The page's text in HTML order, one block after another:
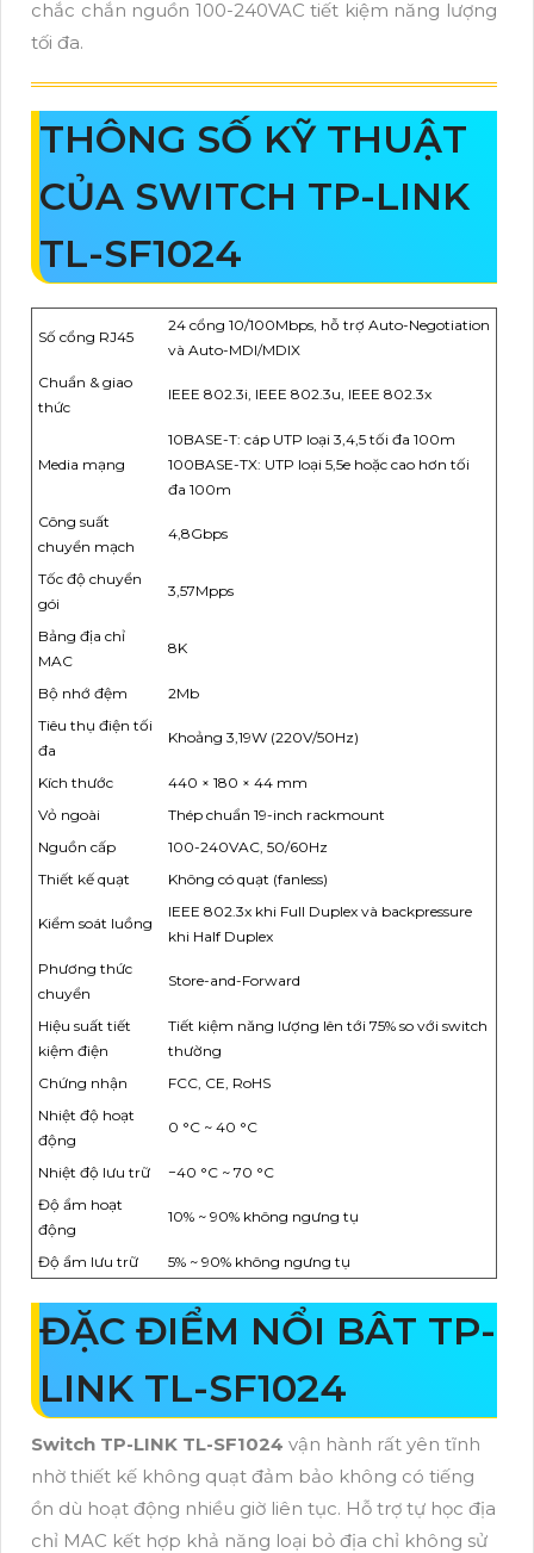
chắc chắn nguồn 100-240VAC tiết kiệm năng lượng
tối đa.
THÔNG SỐ KỸ THUẬT
CỦA SWITCH TP-LINK
TL-SF1024
Số cổng RJ45
24 cổng 10/100Mbps, hỗ trợ Auto-Negotiation
và Auto-MDI/MDIX
Chuẩn & giao
thức
IEEE 802.3i, IEEE 802.3u, IEEE 802.3x
Media mạng
10BASE-T: cáp UTP loại 3,4,5 tối đa 100m
100BASE-TX: UTP loại 5,5e hoặc cao hơn tối
đa 100m
Công suất
chuyển mạch
4,8Gbps
Tốc độ chuyển
gói
3,57Mpps
Bảng địa chỉ
MAC
8K
Bộ nhớ đệm
2Mb
Tiêu thụ điện tối
đa
Khoảng 3,19W (220V/50Hz)
Kích thước
440 × 180 × 44 mm
Vỏ ngoài
Thép chuẩn 19-inch rackmount
Nguồn cấp
100-240VAC, 50/60Hz
Thiết kế quạt
Không có quạt (fanless)
Kiểm soát luồng
IEEE 802.3x khi Full Duplex và backpressure
khi Half Duplex
Phương thức
chuyển
Store-and-Forward
Hiệu suất tiết
kiệm điện
Tiết kiệm năng lượng lên tới 75% so với switch
thường
Chứng nhận
FCC, CE, RoHS
Nhiệt độ hoạt
động
0 °C ~ 40 °C
Nhiệt độ lưu trữ
−40 °C ~ 70 °C
Độ ẩm hoạt
động
10% ~ 90% không ngưng tụ
Độ ẩm lưu trữ 5% ~ 90% không ngưng tụ
ĐẶC ĐIỂM NỔI BÂT TP-
LINK TL-SF1024
Switch TP-LINK TL-SF1024 vận hành rất yên tĩnh
nhờ thiết kế không quạt đảm bảo không có tiếng
ồn dù hoạt động nhiều giờ liên tục. Hỗ trợ tự học địa
chỉ MAC kết hợp khả năng loại bỏ địa chỉ không sử